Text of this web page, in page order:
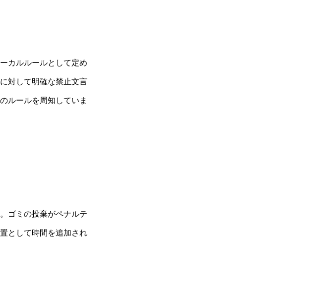
カルルールとして定め
対して明確な禁止文言
ルールを周知していま
ゴミの投棄がペナルテ
として時間を追加され